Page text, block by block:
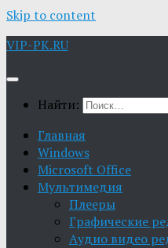
Skip to content
VIP-PK.RU
Найти:
Главная
Windows
Microsoft Office
Мультимедия
Плееры
Графические
Aудио видео